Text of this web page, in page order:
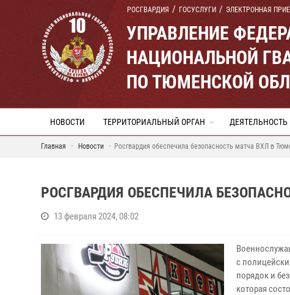
РОСГВАРДИЯ ГОСУСЛУГИ ЭЛЕКТРОННАЯ
УПРАВЛЕНИЕ
НАЦИОНАЛЬНОЙ
ПО ТЮМЕНСКОЙ
НОВОСТИ ТЕРРИТОРИАЛЬНЫЙ ОРГАН ДЕЯТЕЛЬНОСТЬ
Главная Новости Росгвардия обеспечила безопасность матча ВХЛ в
РОСГВАРДИЯ ОБЕСПЕЧИЛА
13 февраля 2024, 08:02
с
порядок и
которая